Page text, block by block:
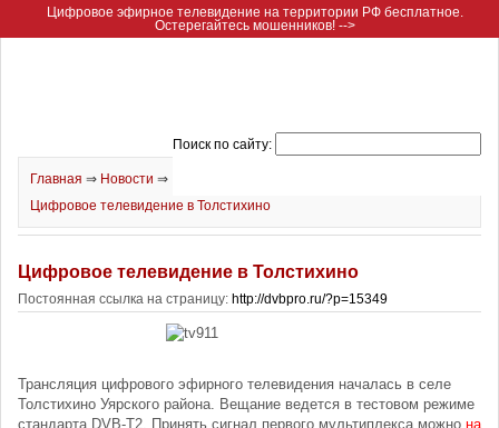
Цифровое эфирное телевидение на территории РФ бесплатное.
Остерегайтесь мошенников! -->
Поиск по сайту:
Главная ⇒ Новости ⇒
Цифровое телевидение в Толстихино
Цифровое телевидение в Толстихино
Постоянная ссылка на страницу: http://dvbpro.ru/?p=15349
Трансляция цифрового эфирного телевидения началась в селе
Толстихино Уярского района. Вещание ведется в тестовом режиме
стандарта DVB-T2. Принять сигнал первого мультиплекса можно на